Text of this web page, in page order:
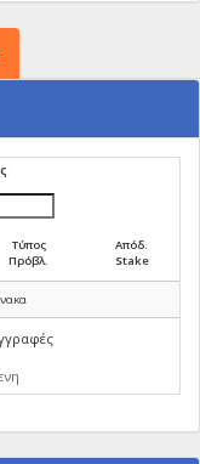
Τύπος
Πρόβλ.
Απόδ.
Stake